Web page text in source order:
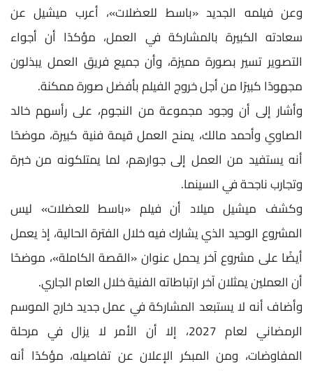
وعن فيلمه الجديد «باسط للعضلات»، أعرب ميشيل عن
سعادته الكبيرة بالمشاركة في العمل، مؤكدًا أن أجواء
التصوير تسير بصورة مميزة، وأن جميع فريق العمل يبذلون
مجهودًا كبيرًا من أجل خروج الفيلم بأفضل صورة ممكنة.
وأشار إلى أن وجود مجموعة من النجوم، على رأسهم خالد
الصاوي وأحمد مالك، يمنح العمل قيمة فنية كبيرة، موضحًا
أنه يستفيد من العمل إلى جوارهم، لما يمتلكونه من خبرة
وتجارب ناجحة في السينما.
وكشف ميشيل ميلاد أن فيلم «باسط للعضلات» ليس
المشروع الوحيد الذي يشارك فيه خلال الفترة الحالية، إذ يعمل
أيضًا على مشروع آخر يحمل عنوان «القصة الكاملة»، موضحًا
أن العملين يمثلان آخر ارتباطاته الفنية خلال العام الجاري.
وأضاف أنه لا يستبعد المشاركة في عمل جديد خارج الموسم
الرمضاني لعام 2027، إلا أن الأمر لا يزال في مرحلة
المفاوضات، ومن المبكر الإعلان عن تفاصيله، مؤكدًا أنه